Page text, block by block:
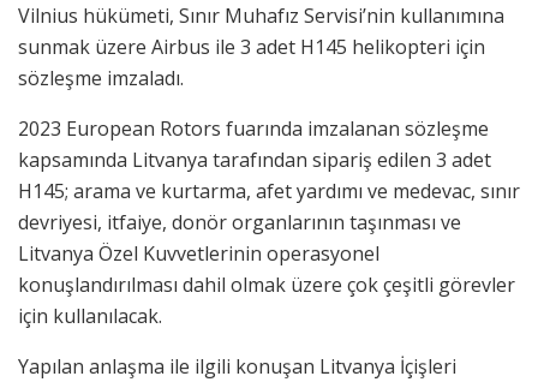
Vilnius hükümeti, Sınır Muhafız Servisi’nin kullanımına
sunmak üzere Airbus ile 3 adet H145 helikopteri için
sözleşme imzaladı.
2023 European Rotors fuarında imzalanan sözleşme
kapsamında Litvanya tarafından sipariş edilen 3 adet
H145; arama ve kurtarma, afet yardımı ve medevac, sınır
devriyesi, itfaiye, donör organlarının taşınması ve
Litvanya Özel Kuvvetlerinin operasyonel
konuşlandırılması dahil olmak üzere çok çeşitli görevler
için kullanılacak.
Yapılan anlaşma ile ilgili konuşan Litvanya İçişleri